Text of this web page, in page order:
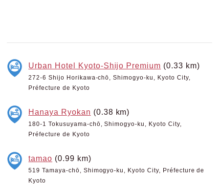
Urban Hotel Kyoto-Shijo Premium (0.33 km)
272-6 Shijo Horikawa-chō, Shimogyo-ku, Kyoto City,
Préfecture de Kyoto
Hanaya Ryokan (0.38 km)
180-1 Tokusuyama-chō, Shimogyo-ku, Kyoto City,
Préfecture de Kyoto
tamao (0.99 km)
519 Tamaya-chō, Shimogyo-ku, Kyoto City, Préfecture de
Kyoto